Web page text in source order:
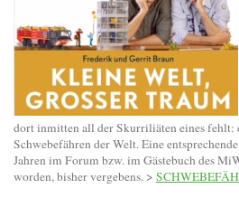
dort inmitten all der Skurriliäten eines fehlt:
Schwebefähren der Welt. Eine
Jahren im Forum bzw. im Gästebuch des
worden, bisher vergebens. >